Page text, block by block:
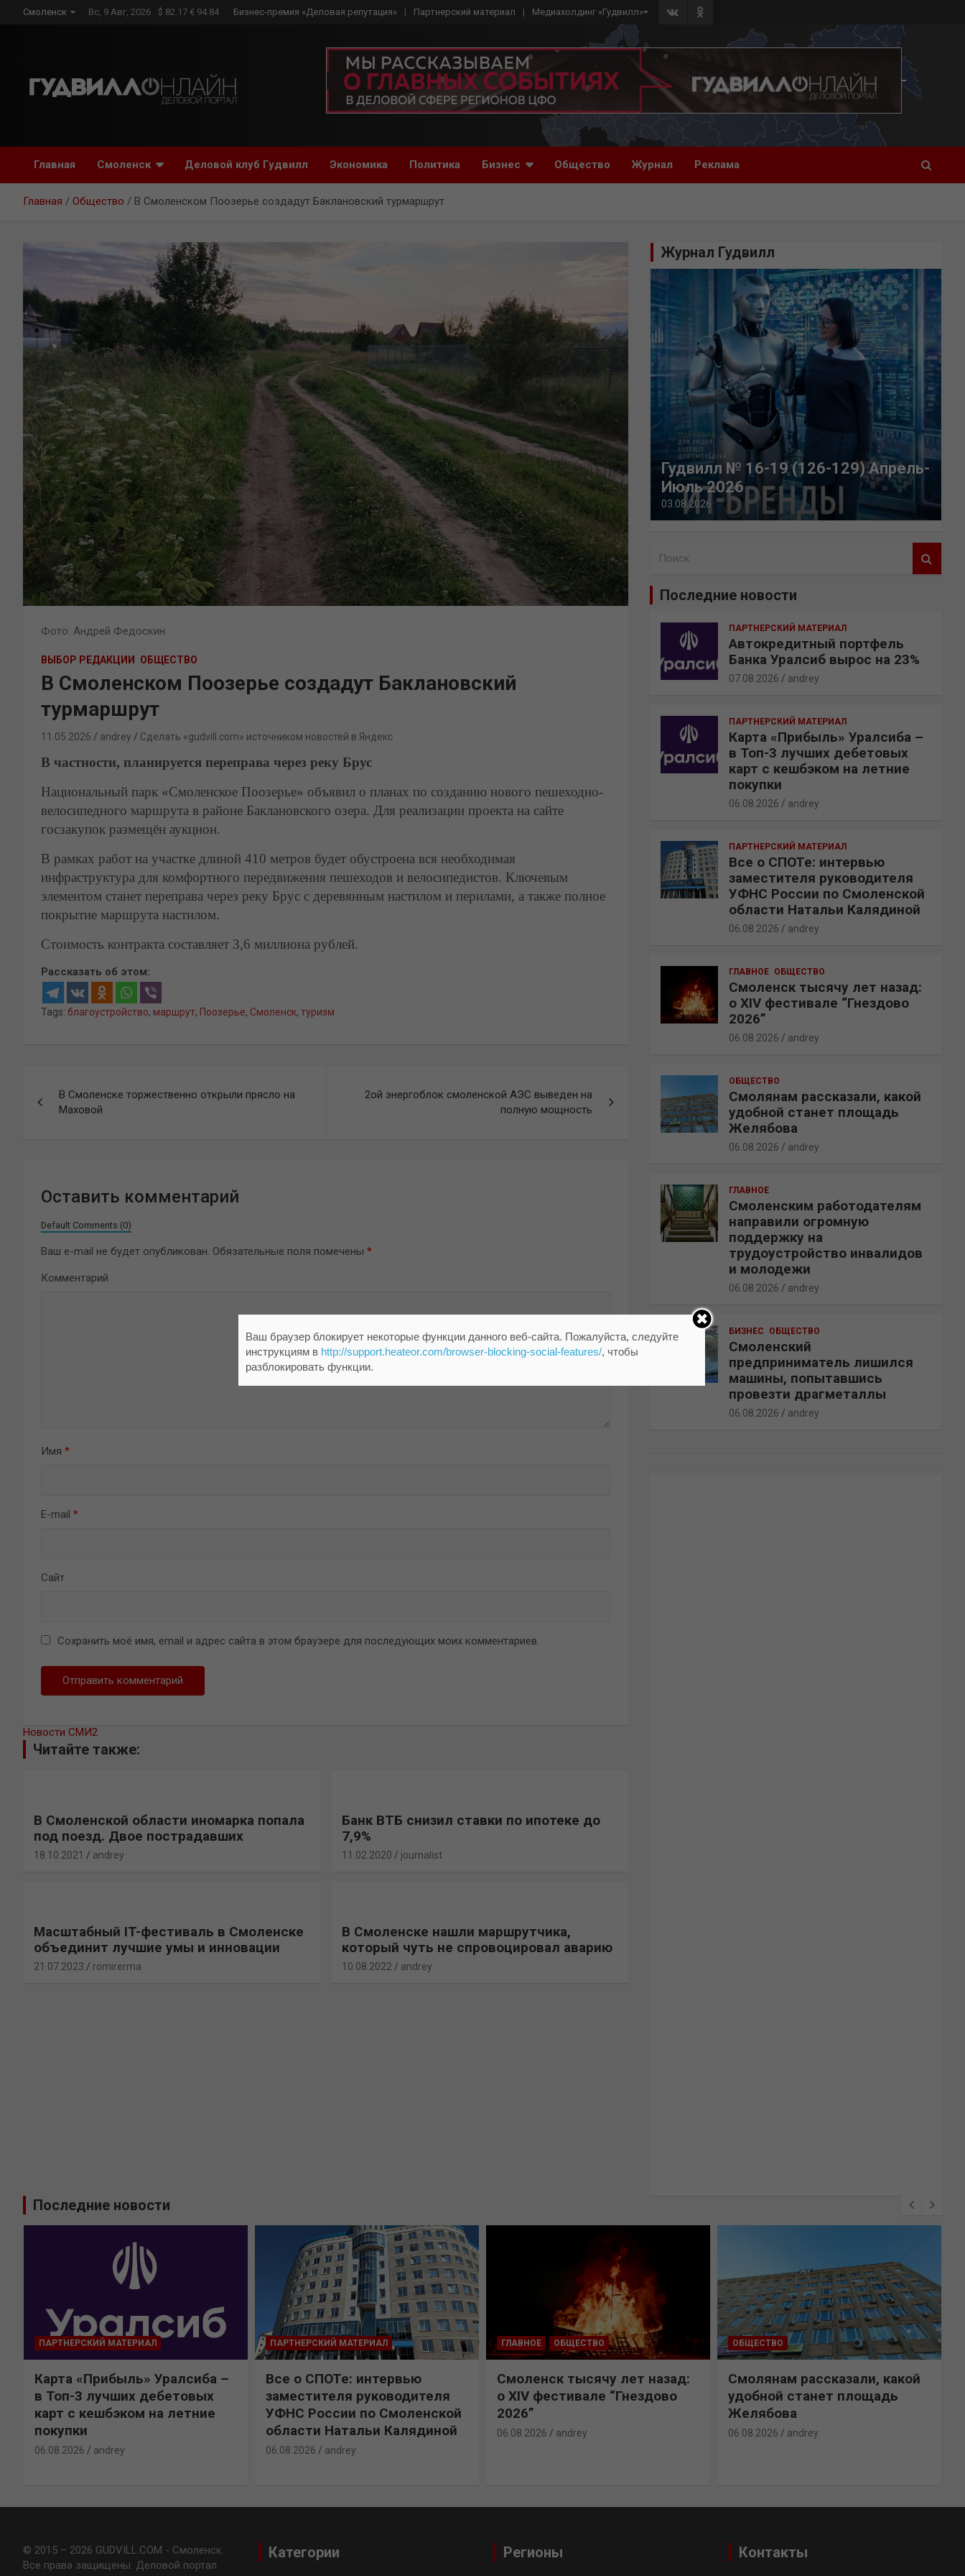
Смоленск Вс, 9 Авг, 2026 $ 82.17 € 94.84 Бизнес-премия «Деловая репутация» Партнерский материал Медиахолдинг «Гудвилл»
Главная Смоленск Деловой клуб Гудвилл Экономика Политика Бизнес Общество Журнал Реклама
Главная Общество В Смоленском Поозерье создадут Баклановский турмаршрут
Фото: Андрей Федоскин
ВЫБОР РЕДАКЦИИ ОБЩЕСТВО
В Смоленском Поозерье создадут Баклановский
турмаршрут
11.05.2026 andrey Сделать «gudvill.com» источником новостей в Яндекс
В частности, планируется переправа через реку Брус
Национальный парк «Смоленское Поозерье» объявил о планах по созданию нового пешеходно-
велосипедного маршрута в районе Баклановского озера. Для реализации проекта на сайте
госзакупок размещён аукцион.
В рамках работ на участке длиной 410 метров будет обустроена вся необходимая
инфраструктура для комфортного передвижения пешеходов и велосипедистов. Ключевым
элементом станет переправа через реку Брус с деревянным настилом и перилами, а также полное
покрытие маршрута настилом.
Стоимость контракта составляет 3,6 миллиона рублей.
Рассказать об этом:
Tags: благоустройство, маршрут, Поозерье, Смоленск, туризм
по
В Смоленске торжественно открыли прясло на
Маховой
2ой энергоблок смоленской АЭС выведен на
полную мощность
Оставить комментарий
Default Comments (0)
Ваш e-mail не будет опубликован. Обязательные поля помечены *
Комментарий
Имя *
E-mail *
Сайт
Сохранить моё имя, email и адрес сайта в этом браузере для последующих моих комментариев.
Новости СМИ2
Читайте также:
В Смоленской области иномарка попала
под поезд. Двое пострадавших
18.10.2021 andrey
Банк ВТБ снизил ставки по ипотеке до
7,9%
11.02.2020 journalist
Масштабный IT-фестиваль в Смоленске
объединит лучшие умы и инновации
21.07.2023 romirerma
В Смоленске нашли маршрутчика,
который чуть не спровоцировал аварию
10.08.2022 andrey
Журнал Гудвилл
Гудвилл № 16-19 (126-129) Апрель-
Июль 2026
03.08.2026
Последние новости
ПАРТНЕРСКИЙ МАТЕРИАЛ
Автокредитный портфель
Банка Уралсиб вырос на 23%
07.08.2026 andrey
ПАРТНЕРСКИЙ МАТЕРИАЛ
Карта «Прибыль» Уралсиба –
в Топ-3 лучших дебетовых
карт с кешбэком на летние
покупки
06.08.2026 andrey
ПАРТНЕРСКИЙ МАТЕРИАЛ
Все о СПОТе: интервью
заместителя руководителя
УФНС России по Смоленской
области Натальи Калядиной
06.08.2026 andrey
ГЛАВНОЕ ОБЩЕСТВО
Смоленск тысячу лет назад:
о XIV фестивале “Гнездово
2026”
06.08.2026 andrey
ОБЩЕСТВО
Смолянам рассказали, какой
удобной станет площадь
Желябова
06.08.2026 andrey
ГЛАВНОЕ
Смоленским работодателям
направили огромную
поддержку на
трудоустройство инвалидов
и молодежи
06.08.2026 andrey
БИЗНЕС ОБЩЕСТВО
Смоленский
предприниматель лишился
машины, попытавшись
провезти драгметаллы
06.08.2026 andrey
Последние новости
ПАРТНЕРСКИЙ МАТЕРИАЛ
Карта «Прибыль» Уралсиба –
в Топ-3 лучших дебетовых
карт с кешбэком на летние
покупки
06.08.2026 andrey
ПАРТНЕРСКИЙ МАТЕРИАЛ
Все о СПОТе: интервью
заместителя руководителя
УФНС России по Смоленской
области Натальи Калядиной
06.08.2026 andrey
ГЛАВНОЕ ОБЩЕСТВО
Смоленск тысячу лет назад:
о XIV фестивале “Гнездово
2026”
06.08.2026 andrey
ОБЩЕСТВО
Смолянам рассказали, какой
удобной станет площадь
Желябова
06.08.2026 andrey
© 2015 – 2026 GUDVILL.COM - Смоленск.
Все права защищены. Деловой портал
Категории Регионы Контакты
Ваш браузер блокирует некоторые функции данного веб-сайта. Пожалуйста, следуйте
инструкциям в http://support.heateor.com/browser-blocking-social-features/, чтобы
разблокировать функции.